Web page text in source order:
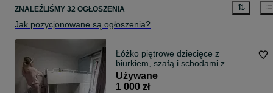
ZNALEŹLIŚMY 32 OGŁOSZENIA
Jak pozycjonowane są ogłoszenia?
Łóżko piętrowe dziecięce z
biurkiem, szafą i schodami z
szufladami | Stan bardzo dobry
Używane
1 000 zł